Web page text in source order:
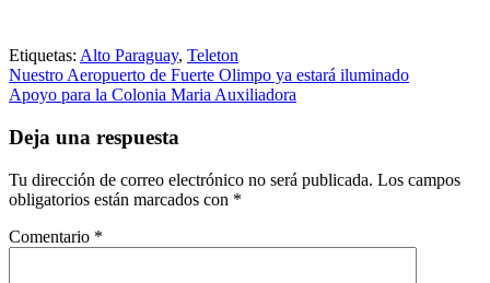
Etiquetas: Alto Paraguay, Teleton
Navegación
de
entradas
Nuestro Aeropuerto de Fuerte Olimpo ya estará iluminado
Apoyo para la Colonia Maria Auxiliadora
Deja una respuesta
Tu dirección de correo electrónico no será publicada. Los campos
obligatorios están marcados con *
Comentario *